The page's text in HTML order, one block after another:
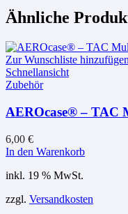
Ähnliche
Zur Wunschliste hinzufügen
Schnellansicht
Zubehör
AEROcase® – TAC
6,00 €
In den Warenkorb
inkl. 19 % MwSt.
zzgl. Versandkosten